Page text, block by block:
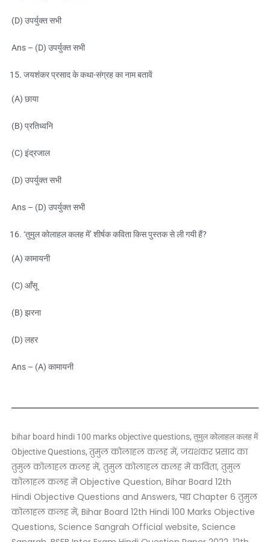
(D) उपर्युक्त सभी
Ans – (D) उपर्युक्त सभी
जयशंकर प्रसाद के कथा-संग्रह का नाम बतावें
(A) छाया
(B) प्रतिध्वनि
(C) इंद्रजाल
(D) उपर्युक्त सभी
Ans – (D) उपर्युक्त सभी
‘तुमुल कोलाहल कलह में’ शीर्षक कविता किस पुस्तक से ली गयी हैं?
(A) कामायनी
(C) आँसू
(B) झरना
(D) लहर
Ans – (A) कामायनी
bihar board hindi 100 marks objective questions, तुमुल कोलाहल कलह में
Objective Questions,तुमुल कोलाहल कलह में, जयशंकर प्रसाद का
तुमुल कोलाहल कलह में, तुमुल कोलाहल कलह में कविता, तुमुल
कोलाहल कलह में Objective Question, Bihar Board 12th
Hindi Objective Questions and Answers, पद्य Chapter 6 तुमुल
कोलाहल कलह में, Bihar Board 12th Hindi 100 Marks Objective
Questions, Science Sangrah Official website, Science